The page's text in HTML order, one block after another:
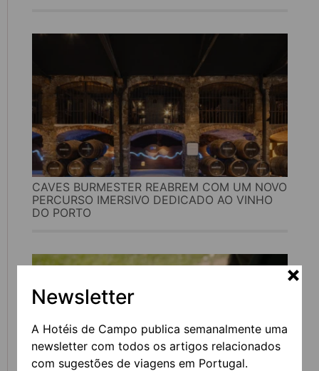
Newsletter
A Hotéis de Campo publica semanalmente uma
newsletter com todos os artigos relacionados
com sugestões de viagens em Portugal.
CAVES BURMESTER REABREM COM UM NOVO
PERCURSO IMERSIVO DEDICADO AO VINHO
DO PORTO